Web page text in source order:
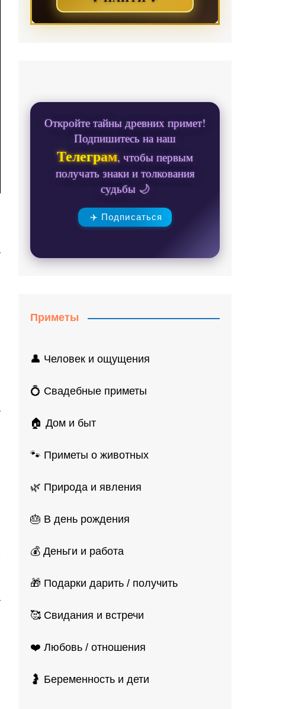
Откройте тайны древних примет!
Подпишитесь на наш
Телеграм, чтобы первым
получать знаки и толкования
судьбы 🌙
✈️ Подписаться
Приметы
👤 Человек и ощущения
💍 Свадебные приметы
🏠 Дом и быт
🐾 Приметы о животных
🌿 Природа и явления
🎂 В день рождения
💰 Деньги и работа
🎁 Подарки дарить / получить
🥰 Свидания и встречи
❤️ Любовь / отношения
🤰 Беременность и дети